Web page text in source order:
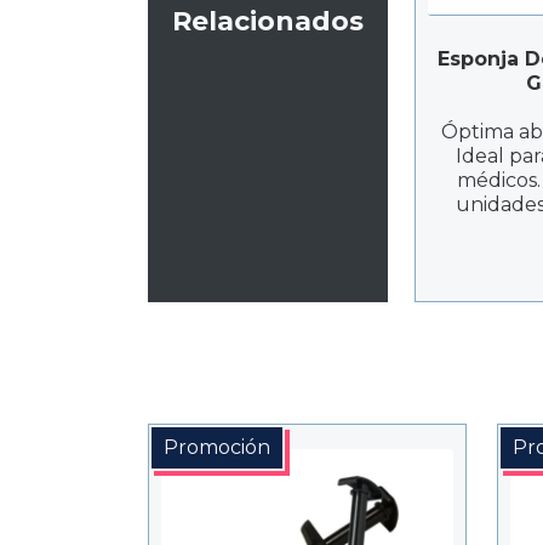
Relacionados
Esponja
Óptima
Ideal
Promoción